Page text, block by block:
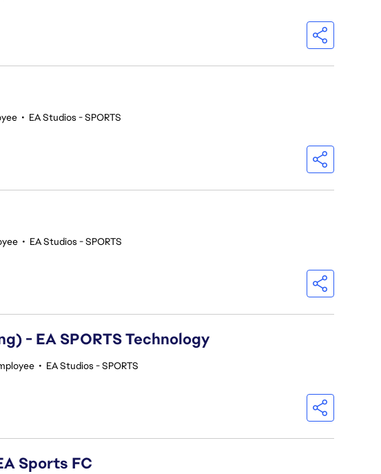
• EA Studios - SPORTS
• EA Studios - SPORTS
- EA SPORTS Technology
• EA Studios - SPORTS
Sports FC